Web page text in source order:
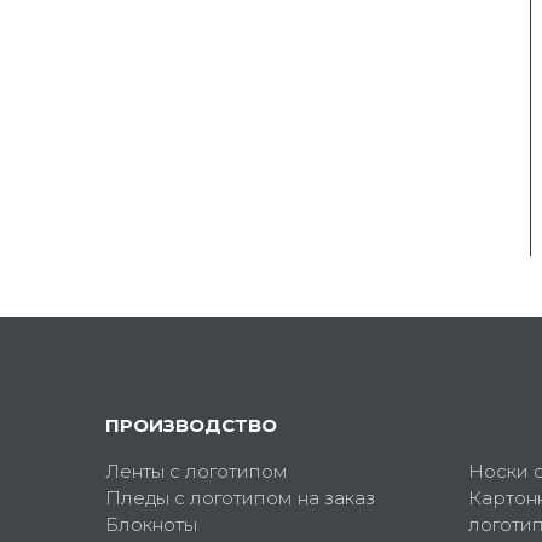
ПРОИЗВОДСТВО
Ленты с логотипом
Пледы с логотипом на заказ
Блокноты
Носки